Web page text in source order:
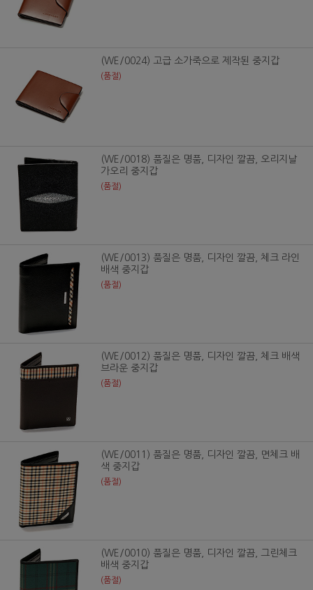
(WE/0024) 고급 소가죽으로 제작된 중지갑
(품절)
(WE/0018) 품질은 명품, 디자인 깔끔, 오리지날
가오리 중지갑
(품절)
(WE/0013) 품질은 명품, 디자인 깔끔, 체크 라인
배색 중지갑
(품절)
(WE/0012) 품질은 명품, 디자인 깔끔, 체크 배색
브라운 중지갑
(품절)
(WE/0011) 품질은 명품, 디자인 깔끔, 면체크 배
색 중지갑
(품절)
(WE/0010) 품질은 명품, 디자인 깔끔, 그린체크
배색 중지갑
(품절)